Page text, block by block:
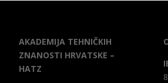
AKADEMIJA TEHNIČKIH
ZNANOSTI HRVATSKE –
HATZ